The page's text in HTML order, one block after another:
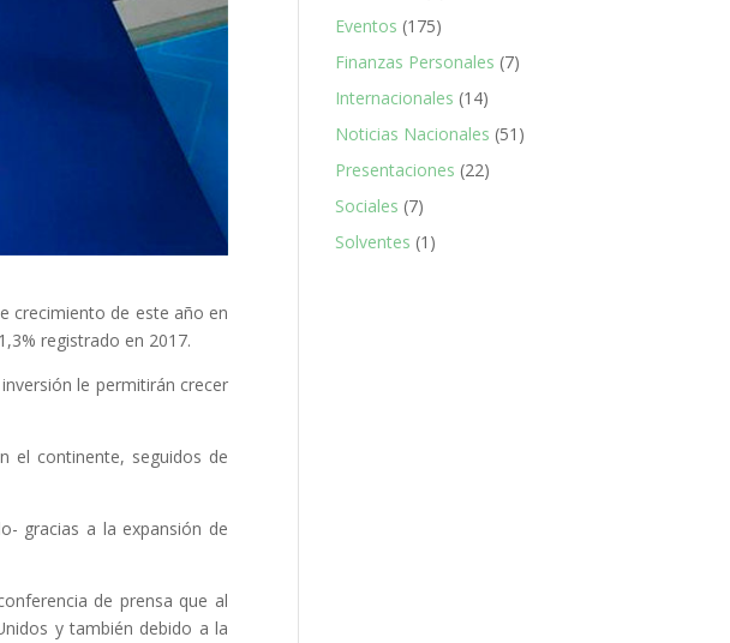
crecimiento de este año en
registrado en 2017.
le permitirán crecer
el continente, seguidos de
gracias a la expansión de
de prensa que al
y también debido a la
Eventos (175)
Finanzas Personales (7)
Internacionales (14)
Noticias Nacionales (51)
Presentaciones (22)
Sociales (7)
Solventes (1)